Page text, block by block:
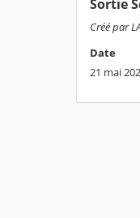
Sortie
Créé par
Date
21 mai